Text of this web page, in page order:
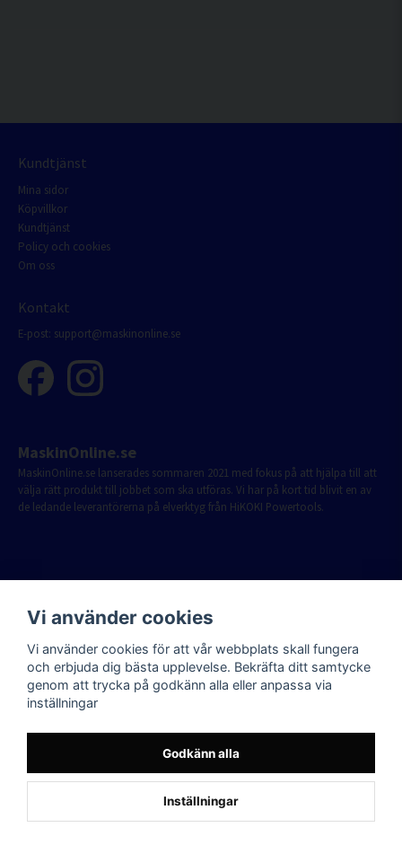
Kundtjänst
Mina sidor
Köpvillkor
Kundtjänst
Policy och cookies
Om oss
Kontakt
E-post: support@maskinonline.se
MaskinOnline.se
MaskinOnline.se lanserades sommaren 2021 med fokus på att hjälpa till att
välja rätt produkt till jobbet som ska utföras. Vi har på kort tid blivit en av
de ledande leverantörerna på elverktyg från HiKOKI Powertools.
Powered by Nyehandel AB
Vi använder cookies
Vi använder cookies för att vår webbplats skall fungera
och erbjuda dig bästa upplevelse. Bekräfta ditt samtycke
genom att trycka på godkänn alla eller anpassa via
inställningar
Godkänn alla
Inställningar